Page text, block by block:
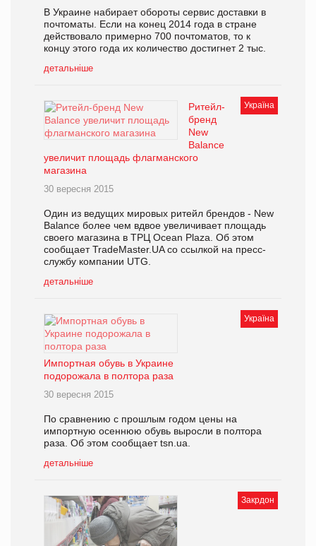
В Украине набирает обороты сервис доставки в
почтоматы. Если на конец 2014 года в стране
действовало примерно 700 почтоматов, то к
концу этого года их количество достигнет 2 тыс.
детальніше
Україна
Ритейл-
бренд
New
Balance
увеличит площадь флагманского
магазина
30 вересня 2015
Один из ведущих мировых ритейл брендов - New
Balance более чем вдвое увеличивает площадь
своего магазина в ТРЦ Ocean Plaza. Об этом
сообщает TradeMaster.UA со ссылкой на пресс-
службу компании UTG.
детальніше
Україна
Импортная обувь в Украине
подорожала в полтора раза
30 вересня 2015
По сравнению с прошлым годом цены на
импортную осеннюю обувь выросли в полтора
раза. Об этом сообщает tsn.ua.
детальніше
Закрдон